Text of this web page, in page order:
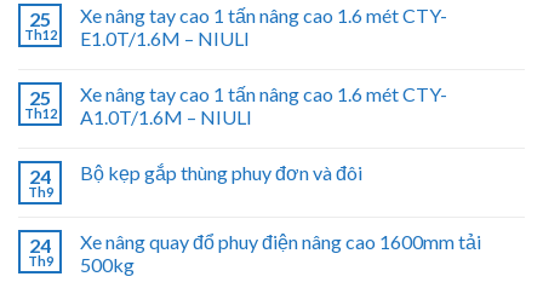
25
Th12
Xe nâng tay cao 1 tấn nâng cao 1.6 mét CTY-
E1.0T/1.6M – NIULI
25
Th12
Xe nâng tay cao 1 tấn nâng cao 1.6 mét CTY-
A1.0T/1.6M – NIULI
24
Th9
Bộ kẹp gắp thùng phuy đơn và đôi
24
Th9
Xe nâng quay đổ phuy điện nâng cao 1600mm tải
500kg